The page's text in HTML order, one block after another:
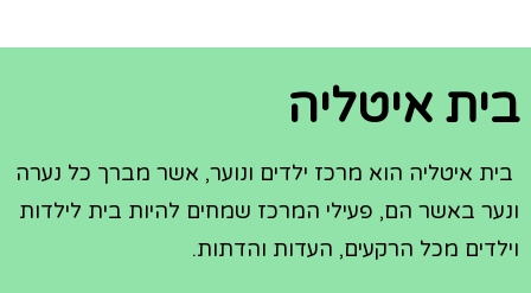
בית איטליה
בית איטליה הוא מרכז ילדים ונוער, אשר מברך כל נערה
ונער באשר הם, פעילי המרכז שמחים להיות בית לילדות
וילדים מכל הרקעים, העדות והדתות.